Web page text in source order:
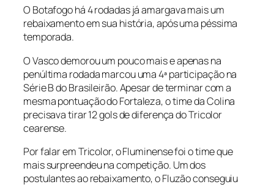
O Botafogo há 4 rodadas já amargava mais um
rebaixamento em sua história, após uma péssima
temporada.
O Vasco demorou um pouco mais e apenas na
penúltima rodada marcou uma 4ª participação na
Série B do Brasileirão. Apesar de terminar com a
mesma pontuação do Fortaleza, o time da Colina
precisava tirar 12 gols de diferença do Tricolor
cearense.
Por falar em Tricolor, o Fluminense foi o time que
mais surpreendeu na competição. Um dos
postulantes ao rebaixamento, o Fluzão conseguiu